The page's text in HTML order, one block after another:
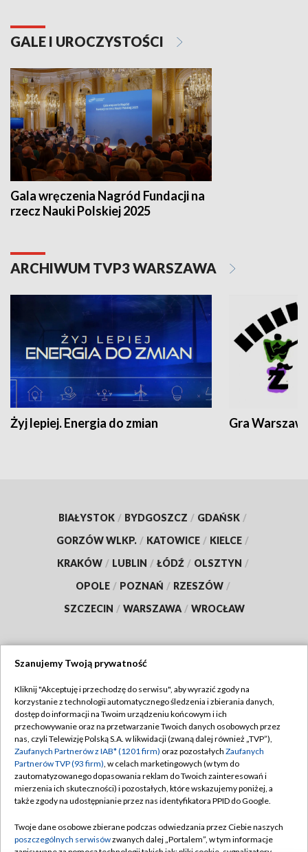
GALE I UROCZYSTOŚCI
Gala wręczenia Nagród Fundacji na
rzecz Nauki Polskiej 2025
ARCHIWUM TVP3 WARSZAWA
Żyj lepiej. Energia do zmian Gra
BIAŁYSTOK / BYDGOSZCZ / GDAŃSK /
GORZÓW WLKP. / KATOWICE / KIELCE /
KRAKÓW / LUBLIN / ŁÓDŹ / OLSZTYN /
OPOLE / POZNAŃ / RZESZÓW /
SZCZECIN / WARSZAWA / WROCŁAW
TVP
Abonament TVP
Emisja w TVP
Centrum informacji TVP
Naziemna Telewizja Cyfrowa
Rada Programowa
Regulamin TVP
Polityka prywatności
Moje zgody
Pomoc
Kontakt
Szanujemy Twoją prywatność
Kliknij "Akceptuję i przechodzę do serwisu", aby wyrazić zgody na
korzystanie z technologii automatycznego śledzenia i zbierania danych,
dostęp do informacji na Twoim urządzeniu końcowym i ich
przechowywanie oraz na przetwarzanie Twoich danych osobowych przez
nas, czyli Telewizję Polską S.A. w likwidacji (zwaną dalej również „TVP”),
Zaufanych Partnerów z IAB* (1201 firm) oraz pozostałych Zaufanych
Partnerów TVP (93 firm), w celach marketingowych (w tym do
zautomatyzowanego dopasowania reklam do Twoich zainteresowań i
mierzenia ich skuteczności) i pozostałych, które wskazujemy poniżej, a
także zgody na udostępnianie przez nas identyfikatora PPID do Google.
Twoje dane osobowe zbierane podczas odwiedzania przez Ciebie naszych
poszczególnych serwisówzwanych dalej „Portalem”, w tym informacje